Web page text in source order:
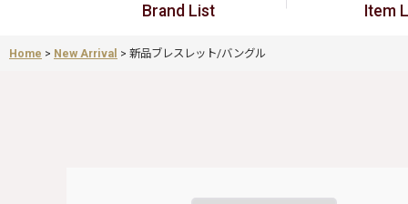
Brand List Item
Home > New Arrival > 新品ブレスレット/バングル